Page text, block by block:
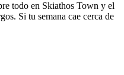
todo en Skiathos Town y el
Si tu semana cae cerca de